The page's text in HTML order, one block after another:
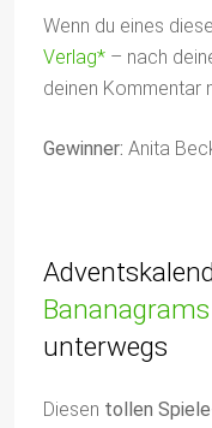
Wenn du eines
Verlag* – nach
deinen Kommentar
Gewinner: Anita
Bananagrams
unterwegs
Diesen tollen